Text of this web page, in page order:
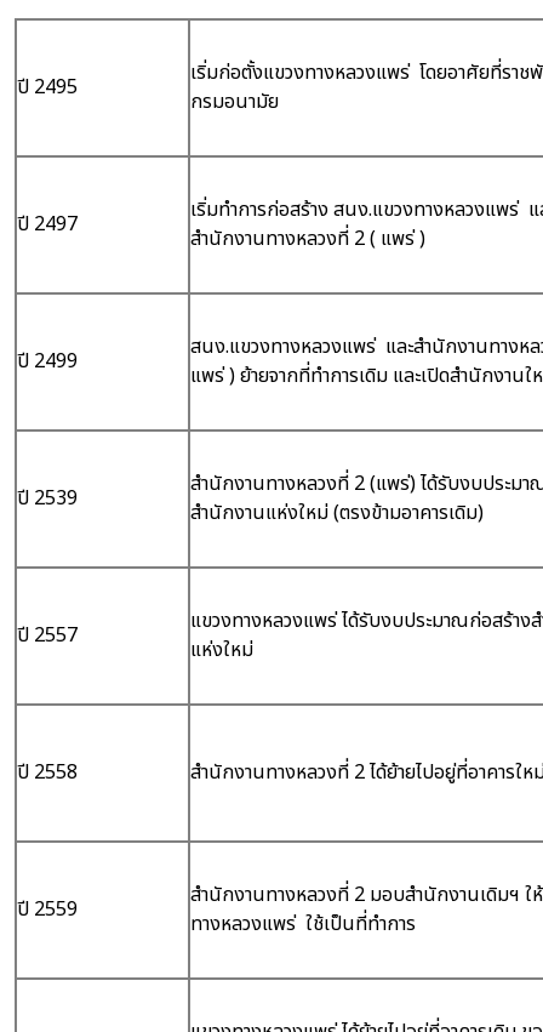
ปี 2495
เริ่มก่อตั้งแขวงทางหลวงแพร่ โดยอาศัยที่ราช
กรมอนามัย
ปี 2497
เริ่มทำการก่อสร้าง สนง.แขวงทางหลวงแพร่ แ
สำนักงานทางหลวงที่ 2 ( แพร่ )
ปี 2499
สนง.แขวงทางหลวงแพร่ และสำนักงานทางห
แพร่ ) ย้ายจากที่ทำการเดิม และเปิดสำนักงานใ
ปี 2539
สำนักงานทางหลวงที่ 2 (แพร่) ได้รับงบประมา
สำนักงานแห่งใหม่ (ตรงข้ามอาคารเดิม)
ปี 2557
แขวงทางหลวงแพร่ ได้รับงบประมาณก่อสร้าง
แห่งใหม่
ปี 2558 สำนักงานทางหลวงที่ 2 ได้ย้ายไปอยู่ที่อาคารให
ปี 2559
สำนักงานทางหลวงที่ 2 มอบสำนักงานเดิมฯ ใ
ทางหลวงแพร่ ใช้เป็นที่ทำการ